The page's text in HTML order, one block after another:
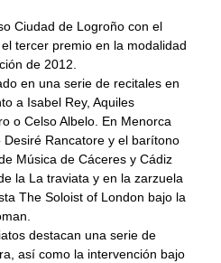
Ciudad de Logroño con el
tercer premio en la modalidad
de 2012.
en una serie de recitales en
a Isabel Rey, Aquiles
o Celso Albelo. En Menorca
Rancatore y el barítono
Música de Cáceres y Cádiz
la La traviata y en la zarzuela
The Soloist of London bajo la
destacan una serie de
así como la intervención bajo